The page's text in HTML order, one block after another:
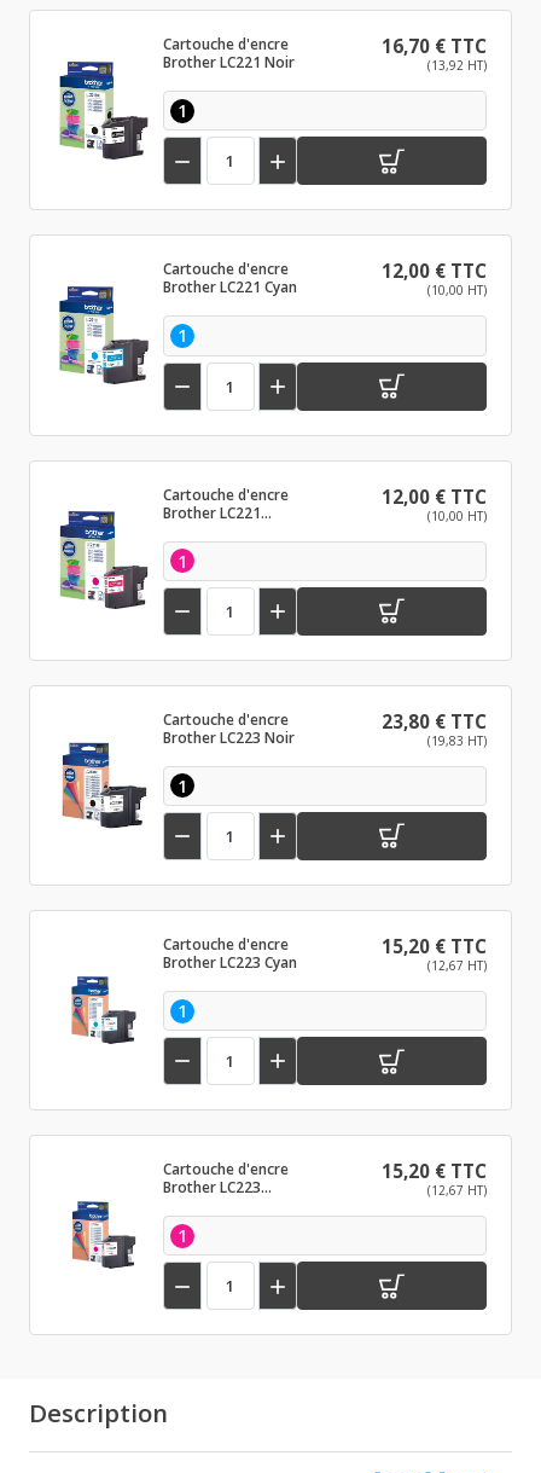
Cartouche d'encre
Brother LC221 Noir
16,70 € TTC
(13,92 HT)
1
 
Cartouche d'encre
Brother LC221 Cyan
12,00 € TTC
(10,00 HT)
1
 
Cartouche d'encre
Brother LC221
12,00 € TTC
(10,00 HT)
1
 
Cartouche d'encre
Brother LC223 Noir
23,80 € TTC
(19,83 HT)
1
 
Cartouche d'encre
Brother LC223 Cyan
15,20 € TTC
(12,67 HT)
1
 
Cartouche d'encre
Brother LC223
15,20 € TTC
(12,67 HT)
1
 
Description